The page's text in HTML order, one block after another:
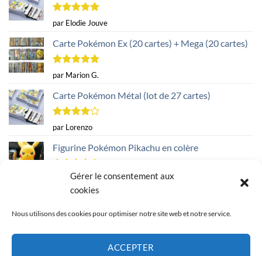
Gérer le consentement aux
cookies
Nous utilisons des cookies pour optimiser notre site web et notre service.
ACCEPTER
Note5sur
5
par Elodie Jouve
Carte Pokémon Ex (20 cartes) + Mega (20 cartes)
Note5sur
5
par Marion G.
Carte Pokémon Métal (lot de 27 cartes)
Note4
sur 5
par Lorenzo
Figurine Pokémon Pikachu en colère
Note4
sur 5
par Christelle B.
POLITIQUE DE REMBOURSEMENT